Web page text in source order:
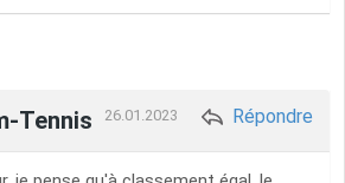
Tennis 26.01.2023 Répondre